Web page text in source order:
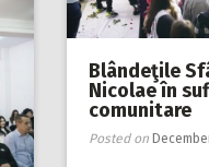
Blândeţile
Nicolae în
comunitare
Posted on